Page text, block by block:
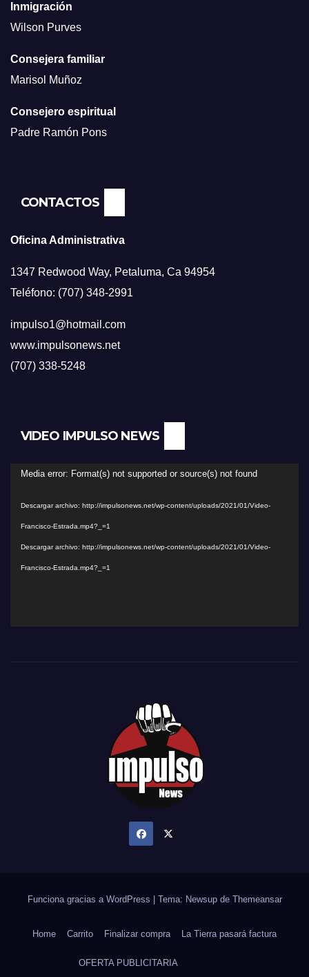
Inmigración
Wilson Purves
Consejera familiar
Marisol Muñoz
Consejero espiritual
Padre Ramón Pons
CONTACTOS
Oficina Administrativa
1347 Redwood Way, Petaluma, Ca 94954
Teléfono: (707) 348-2991
impulso1@hotmail.com
www.impulsonews.net
(707) 338-5248
VIDEO IMPULSO NEWS
Reproductor
Media error: Format(s) not supported or source(s) not found
Descargar archivo: http://impulsonews.net/wp-content/uploads/2021/01/Video-
Francisco-Estrada.mp4?_=1
Descargar archivo: http://impulsonews.net/wp-content/uploads/2021/01/Video-
Francisco-Estrada.mp4?_=1
Funciona gracias a WordPress | Tema: Newsup de Themeansar
Home Carrito Finalizar compra La Tierra pasará factura
OFERTA PUBLICITARIA